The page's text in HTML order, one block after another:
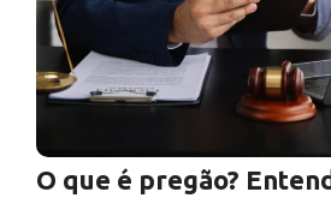
O que é pregão?